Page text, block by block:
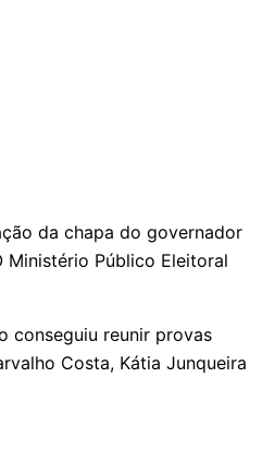
da chapa do governador
Público Eleitoral
conseguiu reunir provas
Costa, Kátia Junqueira